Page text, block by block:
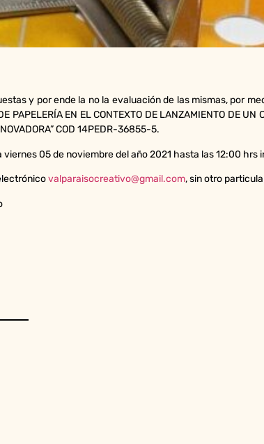
y por ende la no la evaluación de las mismas, por
EN EL CONTEXTO DE LANZAMIENTO DE UN
COD 14PEDR-36855-5.
05 de noviembre del año 2021 hasta las 12:00 hrs
valparaisocreativo@gmail.com, sin otro